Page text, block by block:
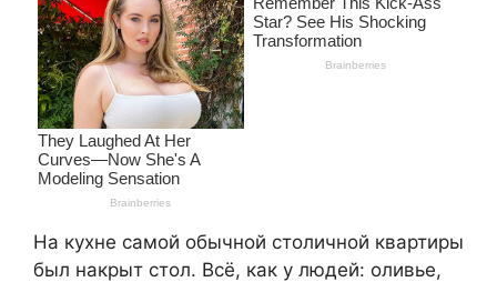
На кухне самой обычной столичной квартиры
был накрыт стол. Всё, как у людей: оливье,